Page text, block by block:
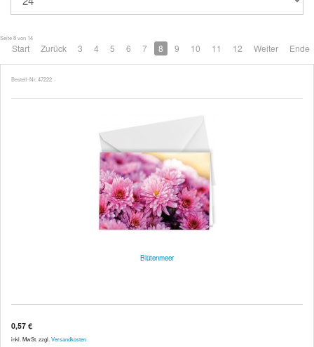
Seite 8 von 14
Start Zurück 3 4 5 6 7 8 9 10 11 12 Weiter Ende
Bestell-Nr. 47222
Blütenmeer
0,57 €
inkl. MwSt. zzgl. Versandkosten